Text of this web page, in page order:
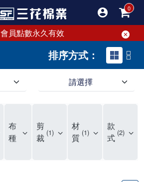
會員點數永久有效
排序方式：
請選擇
布
種
剪
裁 1
材
質 1
款
式 2